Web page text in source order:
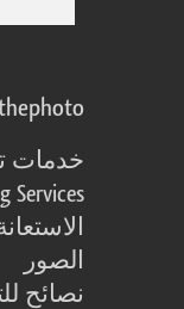
خدمات
Services
الصور
نصائح